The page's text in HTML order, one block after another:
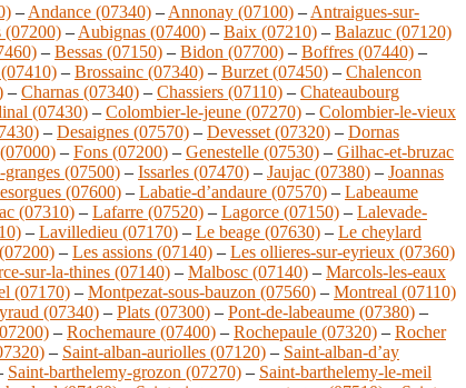
– Andance (07340) – Annonay (07100) – Antraigues-sur-
(07200) – Aubignas (07400) – Baix (07210) – Balazuc (07120)
– Bessas (07150) – Bidon (07700) – Boffres (07440) –
– Brossainc (07340) – Burzet (07450) – Chalencon
– Charnas (07340) – Chassiers (07110) – Chateaubourg
(07430) – Colombier-le-jeune (07270) – Colombier-le-vieux
– Desaignes (07570) – Devesset (07320) – Dornas
– Fons (07200) – Genestelle (07530) – Gilhac-et-bruzac
(07500) – Issarles (07470) – Jaujac (07380) – Joannas
(07600) – Labatie-d’andaure (07570) – Labeaume
(07310) – Lafarre (07520) – Lagorce (07150) – Lalevade-
– Lavilledieu (07170) – Le beage (07630) – Le cheylard
– Les assions (07140) – Les ollieres-sur-eyrieux (07360)
sur-la-thines (07140) – Malbosc (07140) – Marcols-les-eaux
(07170) – Montpezat-sous-bauzon (07560) – Montreal (07110)
(07340) – Plats (07300) – Pont-de-labeaume (07380) –
– Rochemaure (07400) – Rochepaule (07320) – Rocher
– Saint-alban-auriolles (07120) – Saint-alban-d’ay
Saint-barthelemy-grozon (07270) – Saint-barthelemy-le-meil